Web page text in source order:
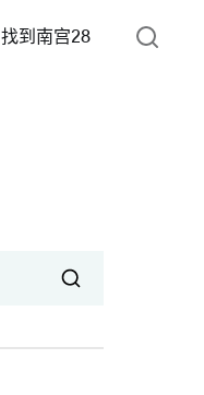
找到南宫28